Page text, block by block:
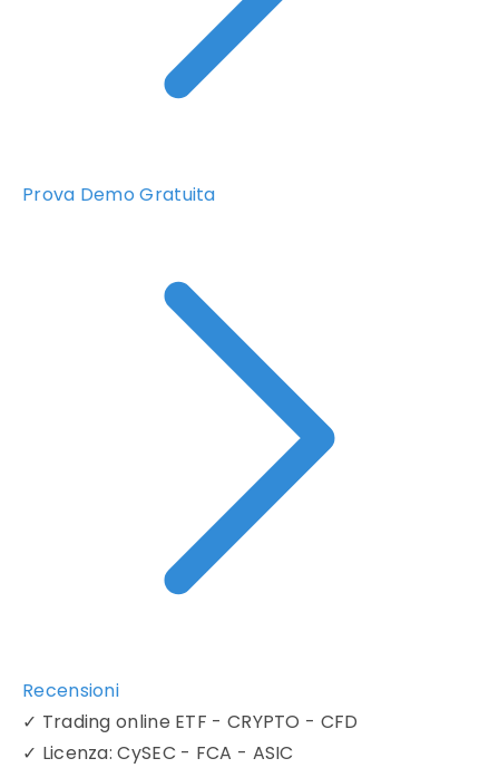
Prova Demo Gratuita
Recensioni
✓ Trading online ETF - CRYPTO - CFD
✓ Licenza: CySEC - FCA - ASIC